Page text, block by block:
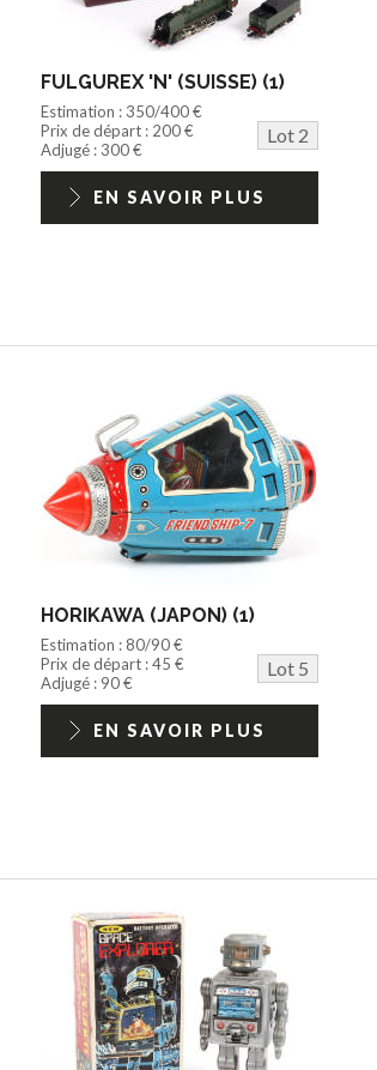
FULGUREX 'N' (SUISSE) (1)
Estimation : 350/400 €
Prix de départ : 200 €
Lot 2
Adjugé : 300 €
EN SAVOIR PLUS
HORIKAWA (JAPON) (1)
Estimation : 80/90 €
Prix de départ : 45 €
Lot 5
Adjugé : 90 €
EN SAVOIR PLUS